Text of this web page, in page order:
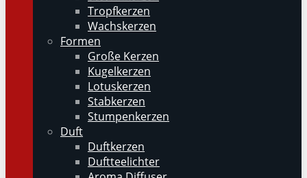
Tropfkerzen
Wachskerzen
Formen
Große Kerzen
Kugelkerzen
Lotuskerzen
Stabkerzen
Stumpenkerzen
Duft
Duftkerzen
Duftteelichter